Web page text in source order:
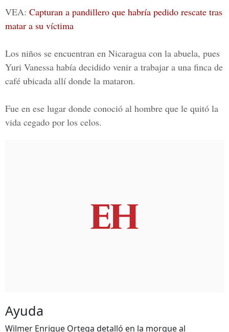
VEA: Capturan a pandillero que habría pedido rescate tras
matar a su víctima
Los niños se encuentran en Nicaragua con la abuela, pues
Yuri Vanessa había decidido venir a trabajar a una finca de
café ubicada allí donde la mataron.
Fue en ese lugar donde conoció al hombre que le quitó la
vida cegado por los celos.
Ayuda
Wilmer Enrique Ortega detalló en la morgue al